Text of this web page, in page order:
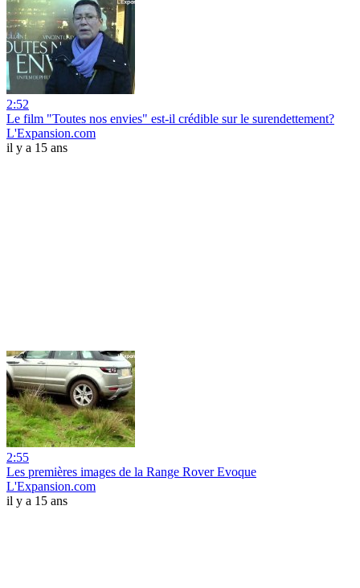
2:52
Le film "Toutes nos envies" est-il crédible sur le surendettement?
L'Expansion.com
il y a 15 ans
2:55
Les premières images de la Range Rover Evoque
L'Expansion.com
il y a 15 ans